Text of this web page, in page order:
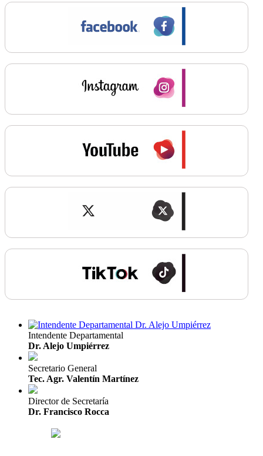
Intendente Departamental
Dr. Alejo Umpiérrez
Secretario General
Tec. Agr. Valentín Martínez
Director de Secretaría
Dr. Francisco Rocca